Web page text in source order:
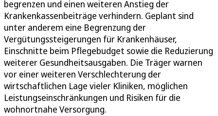
begrenzen und einen weiteren Anstieg der
Krankenkassenbeiträge verhindern. Geplant sind
unter anderem eine Begrenzung der
Vergütungssteigerungen für Krankenhäuser,
Einschnitte beim Pflegebudget sowie die Reduzierung
weiterer Gesundheitsausgaben. Die Träger warnen
vor einer weiteren Verschlechterung der
wirtschaftlichen Lage vieler Kliniken, möglichen
Leistungseinschränkungen und Risiken für die
wohnortnahe Versorgung.